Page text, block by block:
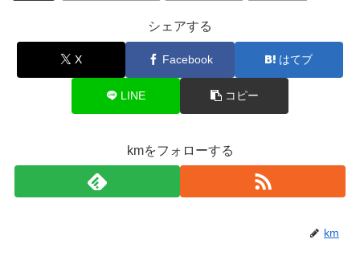
シェアする
X Facebook はてブ
LINE コピー
kmをフォローする
km